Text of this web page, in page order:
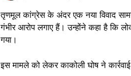
तृणमूल कांग्रेस के अंदर एक नया विवाद
गंभीर आरोप लगाए हैं। उन्होंने कहा है कि
गया।
इस मामले को लेकर काकोली घोष ने